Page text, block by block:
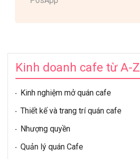
Kinh doanh cafe từ A-Z
Kinh nghiệm mở quán cafe
Thiết kế và trang trí quán cafe
Nhượng quyền
Quản lý quán Cafe